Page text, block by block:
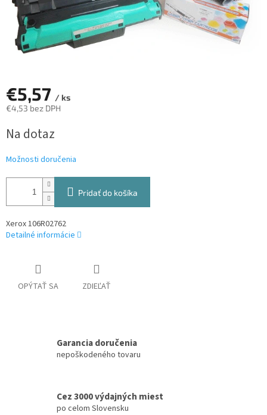
€5,57 / ks
€4,53 bez DPH
cena:
Na dotaz
Možnosti doručenia
Pridať do košíka
Xerox 106R02762
Detailné informácie
OPÝTAŤ SA ZDIEĽAŤ
Garancia doručenia
nepoškodeného tovaru
Cez 3000 výdajných miest
po celom Slovensku